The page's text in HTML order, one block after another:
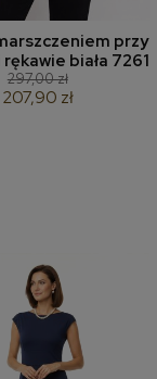
przy
biała 7261
297,00 zł
207,90 zł